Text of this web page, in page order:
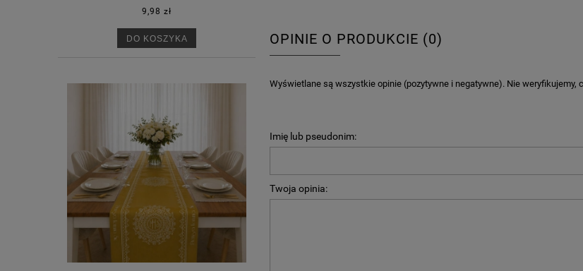
9,98 zł
DO KOSZYKA OPINIE O PRODUKCIE (0)
Wyświetlane są wszystkie opinie (pozytywne i negatywne). Nie weryfikujemy,
Imię lub pseudonim:
Twoja opinia: